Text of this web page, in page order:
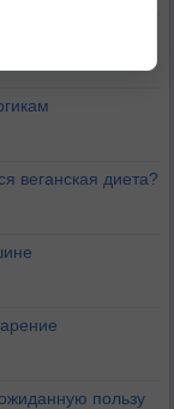
веганская диета?
пользу